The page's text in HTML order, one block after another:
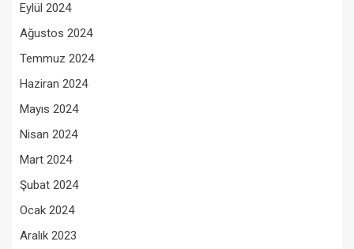
Eylül 2024
Ağustos 2024
Temmuz 2024
Haziran 2024
Mayıs 2024
Nisan 2024
Mart 2024
Şubat 2024
Ocak 2024
Aralık 2023